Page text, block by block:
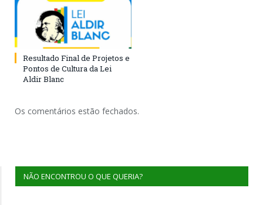
Resultado Final de Projetos e
Pontos de Cultura da Lei
Aldir Blanc
Os comentários estão fechados.
NÃO ENCONTROU O QUE QUERIA?